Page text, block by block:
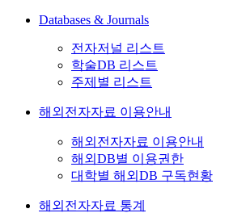
Databases & Journals
전자저널 리스트
학술DB 리스트
주제별 리스트
해외전자자료 이용안내
해외전자자료 이용안내
해외DB별 이용권한
대학별 해외DB 구독현황
해외전자자료 통계